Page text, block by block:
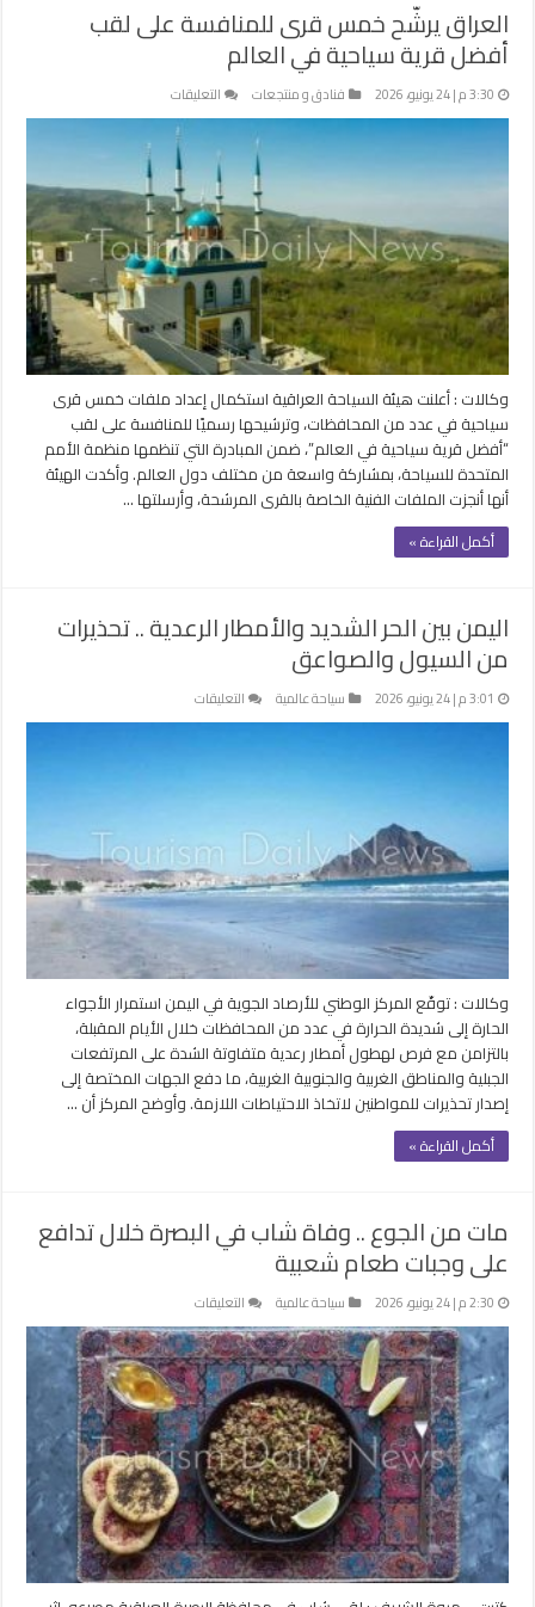
العراق يرشّح خمس قرى للمنافسة على لقب
أفضل قرية سياحية في العالم
3:30 م | 24 يونيو، 2026 فنادق و منتجعات التعليقات
العراق
يرشّح
خمس
قرى
للمنافسة
على
لقب
أفضل
سياحية
في
العالم
مغلقة
وكالات : أعلنت هيئة السياحة العراقية استكمال إعداد ملفات خمس قرى
سياحية في عدد من المحافظات، وترشيحها رسميًا للمنافسة على لقب
“أفضل قرية سياحية في العالم”، ضمن المبادرة التي تنظمها منظمة الأمم
المتحدة للسياحة، بمشاركة واسعة من مختلف دول العالم. وأكدت الهيئة
أنها أنجزت الملفات الفنية الخاصة بالقرى المرشحة، وأرسلتها …
أكمل القراءة »
اليمن بين الحر الشديد والأمطار الرعدية .. تحذيرات
من السيول والصواعق
3:01 م | 24 يونيو، 2026 سياحة عالمية التعليقات
اليمن
الرعدية
..
تحذيرات
من
والصواعق
مغلقة
وكالات : توقّع المركز الوطني للأرصاد الجوية في اليمن استمرار الأجواء
الحارة إلى شديدة الحرارة في عدد من المحافظات خلال الأيام المقبلة،
بالتزامن مع فرص لهطول أمطار رعدية متفاوتة الشدة على المرتفعات
الجبلية والمناطق الغربية والجنوبية الغربية، ما دفع الجهات المختصة إلى
إصدار تحذيرات للمواطنين لاتخاذ الاحتياطات اللازمة. وأوضح المركز أن …
أكمل القراءة »
مات من الجوع .. وفاة شاب في البصرة خلال تدافع
على وجبات طعام شعبية
2:30 م | 24 يونيو، 2026 سياحة عالمية التعليقات
مات
من
الجوع
..
وفاة
شاب
في
البصرة
خلال
تدافع
على
وجبات